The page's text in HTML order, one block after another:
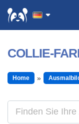
COLLIE-
Home